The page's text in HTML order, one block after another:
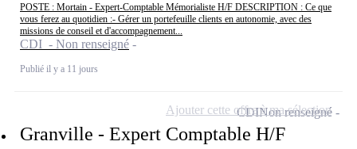
POSTE : Mortain - Expert-Comptable Mémorialiste H/F DESCRIPTION : Ce que
vous ferez au quotidien :- Gérer un portefeuille clients en autonomie, avec des
missions de conseil et d'accompagnement...
CDI - Non renseigné
Publié il y a 11 jours
Granville - Expert Comptable H/F
CDINon renseigné
Ajouter cette offre à ma sélection